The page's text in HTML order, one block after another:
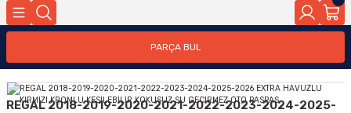
PARÇA BUL
REGAL 2018-2019-2020-2021-2022-2023-2024-2025-